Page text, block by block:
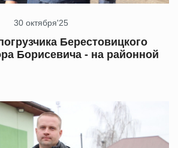
30 октября'25
Берестовицкого
Борисевича - на районной